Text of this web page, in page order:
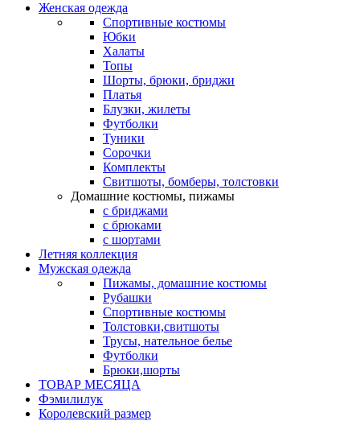
Женская одежда
Спортивные костюмы
Юбки
Халаты
Топы
Шорты, брюки, бриджи
Платья
Блузки, жилеты
Футболки
Туники
Сорочки
Комплекты
Свитшоты, бомберы, толстовки
Домашние костюмы, пижамы
с бриджами
с брюками
с шортами
Летняя коллекция
Мужская одежда
Пижамы, домашние костюмы
Рубашки
Спортивные костюмы
Толстовки,свитшоты
Трусы, нательное белье
Футболки
Брюки,шорты
ТОВАР МЕСЯЦА
Фэмилилук
Королевский размер